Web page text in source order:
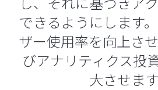
できるようにします
ザー使用率を向上さ
びアナリティクス投
大させます